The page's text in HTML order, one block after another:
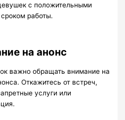
с положительными
работы.
на анонс
важно обращать внимание на
Откажитесь от встреч,
услуги или